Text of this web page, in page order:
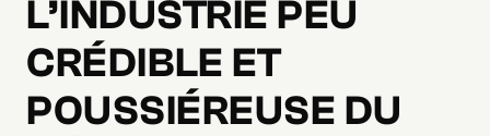
L’INDUSTRIE PEU
CRÉDIBLE ET
POUSSIÉREUSE DU